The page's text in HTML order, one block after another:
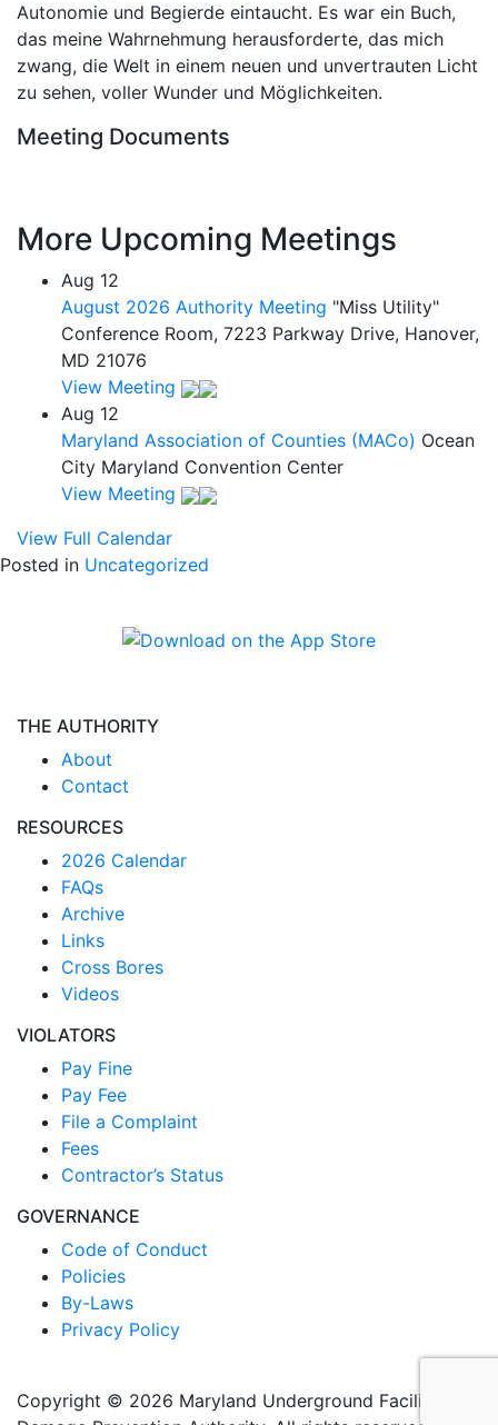
Autonomie und Begierde eintaucht. Es war ein Buch,
das meine Wahrnehmung herausforderte, das mich
zwang, die Welt in einem neuen und unvertrauten Licht
zu sehen, voller Wunder und Möglichkeiten.
Meeting Documents
More Upcoming Meetings
Aug 12
August 2026 Authority Meeting "Miss Utility"
Conference Room, 7223 Parkway Drive, Hanover,
MD 21076
View Meeting
Aug 12
Maryland Association of Counties (MACo) Ocean
City Maryland Convention Center
View Meeting
View Full Calendar
Posted in Uncategorized
THE AUTHORITY
About
Contact
RESOURCES
2026 Calendar
FAQs
Archive
Links
Cross Bores
Videos
VIOLATORS
Pay Fine
Pay Fee
File a Complaint
Fees
Contractor’s Status
GOVERNANCE
Code of Conduct
Policies
By-Laws
Privacy Policy
Copyright © 2026 Maryland Underground Facilities